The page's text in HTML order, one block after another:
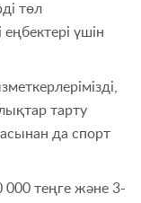
төл
үшін
тарту
да спорт
000 теңге және 3-